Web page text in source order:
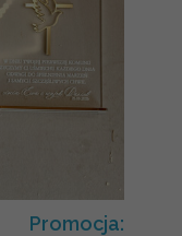
Promocja: